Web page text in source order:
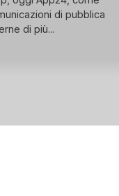
di pubblica
di più...